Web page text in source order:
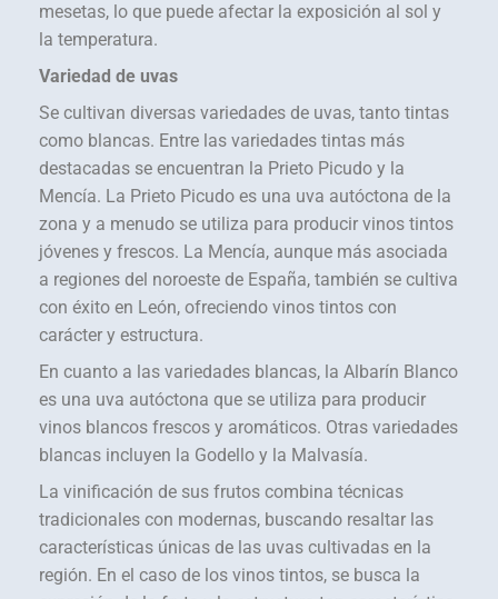
mesetas, lo que puede afectar la exposición al sol y
la temperatura.
Variedad de uvas
Se cultivan diversas variedades de uvas, tanto tintas
como blancas. Entre las variedades tintas más
destacadas se encuentran la Prieto Picudo y la
Mencía. La Prieto Picudo es una uva autóctona de la
zona y a menudo se utiliza para producir vinos tintos
jóvenes y frescos. La Mencía, aunque más asociada
a regiones del noroeste de España, también se cultiva
con éxito en León, ofreciendo vinos tintos con
carácter y estructura.
En cuanto a las variedades blancas, la Albarín Blanco
es una uva autóctona que se utiliza para producir
vinos blancos frescos y aromáticos. Otras variedades
blancas incluyen la Godello y la Malvasía.
La vinificación de sus frutos combina técnicas
tradicionales con modernas, buscando resaltar las
características únicas de las uvas cultivadas en la
región. En el caso de los vinos tintos, se busca la